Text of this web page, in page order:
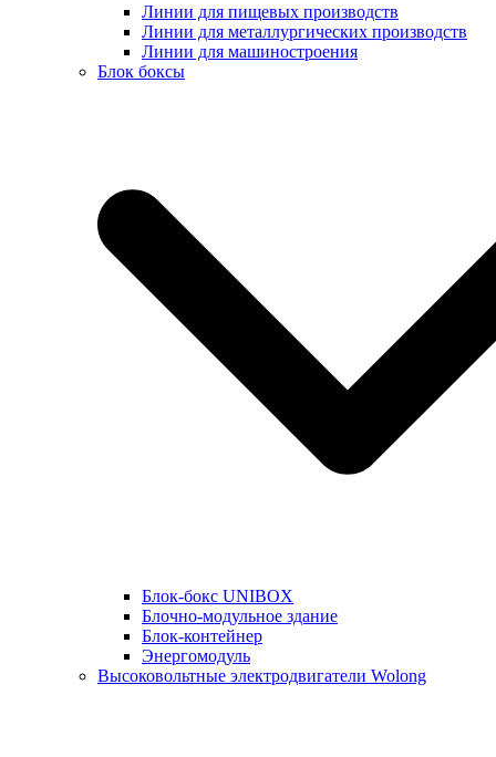
Линии для пищевых производств
Линии для металлургических производств
Линии для машиностроения
Блок боксы
Блок-бокс UNIBOX
Блочно-модульное здание
Блок-контейнер
Энергомодуль
Высоковольтные электродвигатели Wolong